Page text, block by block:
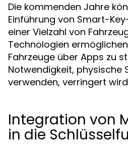
Die kommenden Jahre
Einführung von Smart-
einer Vielzahl von
Technologien
Fahrzeuge über Apps zu
Notwendigkeit, physische
verwenden, verringert
Integration von
in die